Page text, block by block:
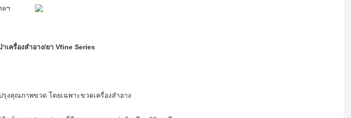
ลฯ
าเครื่องสำอาง/ยา Vfine Series
งคุณภาพขวด โดยเฉพาะขวดเครื่องสำอาง